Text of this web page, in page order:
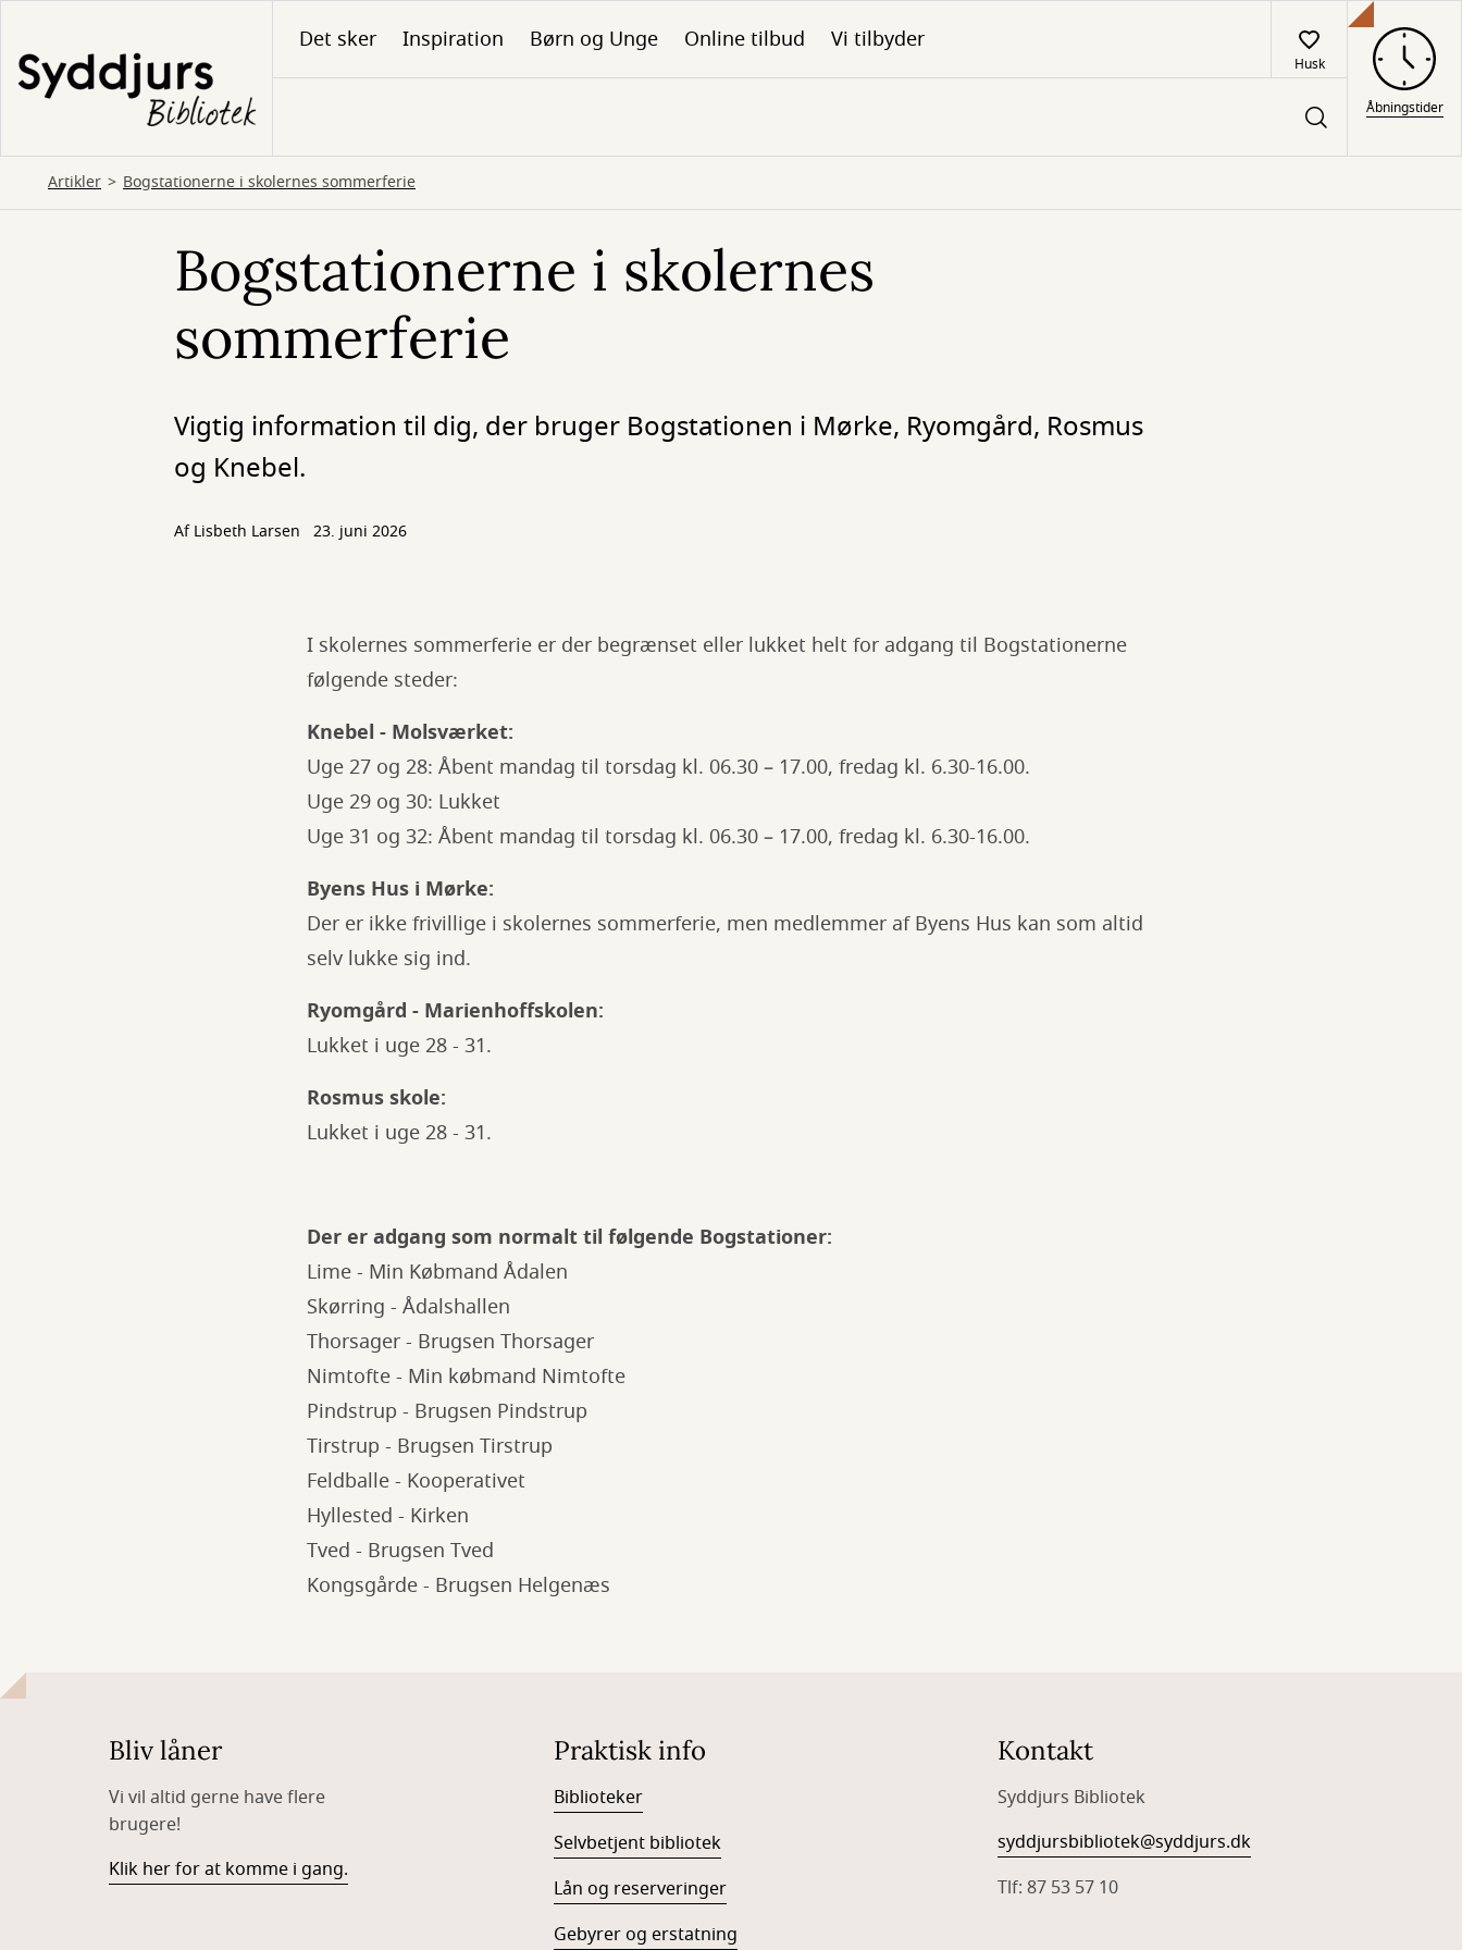
hovedindhold
Det sker Inspiration Børn og Unge Online tilbud Vi tilbyder
Husk
Åbningstider
Artikler Bogstationerne i skolernes sommerferie
Bogstationerne i skolernes
sommerferie
Vigtig information til dig, der bruger Bogstationen i Mørke, Ryomgård, Rosmus
og Knebel.
AfLisbeth Larsen 23. juni 2026
I skolernes sommerferie er der begrænset eller lukket helt for adgang til Bogstationerne
følgende steder:
Knebel - Molsværket:
Uge 27 og 28: Åbent mandag til torsdag kl. 06.30 – 17.00, fredag kl. 6.30-16.00.
Uge 29 og 30: Lukket
Uge 31 og 32: Åbent mandag til torsdag kl. 06.30 – 17.00, fredag kl. 6.30-16.00.
Byens Hus i Mørke:
Der er ikke frivillige i skolernes sommerferie, men medlemmer af Byens Hus kan som altid
selv lukke sig ind.
Ryomgård - Marienhoffskolen:
Lukket i uge 28 - 31.
Rosmus skole:
Lukket i uge 28 - 31.
Der er adgang som normalt til følgende Bogstationer:
Lime - Min Købmand Ådalen
Skørring - Ådalshallen
Thorsager - Brugsen Thorsager
Nimtofte - Min købmand Nimtofte
Pindstrup - Brugsen Pindstrup
Tirstrup - Brugsen Tirstrup
Feldballe - Kooperativet
Hyllested - Kirken
Tved - Brugsen Tved
Kongsgårde - Brugsen Helgenæs
Bliv låner
Vi vil altid gerne have flere
brugere!
Klik her for at komme i gang.
Praktisk info
Biblioteker
Selvbetjent bibliotek
Lån og reserveringer
Gebyrer og erstatning
Kontakt
Syddjurs Bibliotek
syddjursbibliotek@syddjurs.dk
Tlf: 87 53 57 10